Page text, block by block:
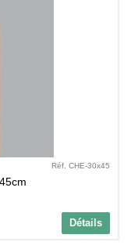
Réf. CHE-30x45
Détails